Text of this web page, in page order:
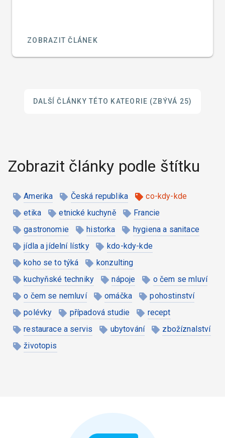
ZOBRAZIT ČLÁNEK
DALŠÍ ČLÁNKY TÉTO KATEORIE (ZBÝVÁ 25)
Zobrazit články podle štítku
Amerika Česká republika
co-kdy-kde
etika
etnické kuchyně
Francie
gastronomie
historka
hygiena a sanitace
jídla a jídelní lístky
kdo-kdy-kde
koho se to týká
konzulting
kuchyňské techniky
nápoje
o čem se mluví
o čem se nemluví
omáčka
pohostinství
polévky
případová studie
recept
restaurace a servis
ubytování
zbožíznalství
životopis